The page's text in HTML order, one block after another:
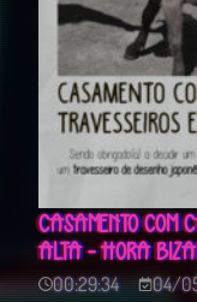
CASAMENTO COM
ALTA - HORA
00:29:34
04/